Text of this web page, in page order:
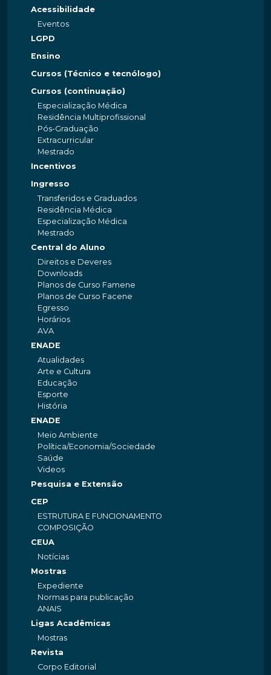
Acessibilidade
Eventos
LGPD
Ensino
Cursos (Técnico e tecnólogo)
Cursos (continuação)
Especialização Médica
Residência Multiprofissional
Pós-Graduação
Extracurricular
Mestrado
Incentivos
Ingresso
Transferidos e Graduados
Residência Médica
Especialização Médica
Mestrado
Central do Aluno
Direitos e Deveres
Downloads
Planos de Curso Famene
Planos de Curso Facene
Egresso
Horários
AVA
ENADE
Atualidades
Arte e Cultura
Educação
Esporte
História
ENADE
Meio Ambiente
Política/Economia/Sociedade
Saúde
Videos
Pesquisa e Extensão
CEP
ESTRUTURA E FUNCIONAMENTO
COMPOSIÇÃO
CEUA
Notícias
Mostras
Expediente
Normas para publicação
ANAIS
Ligas Acadêmicas
Mostras
Revista
Corpo Editorial